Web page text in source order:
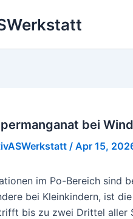
bei
/ Apr 15,
im Po-Bereich sind
bei Kleinkindern, ist die
bis zu zwei Drittel aller